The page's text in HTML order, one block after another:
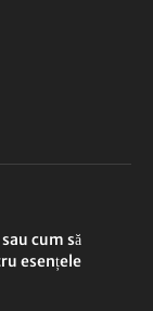
cum să
esențele